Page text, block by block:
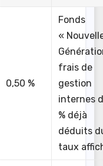
0,50 %
Fonds
«
frais de
gestion
internes
% déjà
déduits
taux